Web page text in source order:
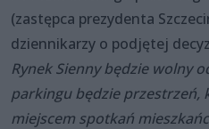
(zastępca prezydenta
dziennikarzy o podjętej
Rynek Sienny będzie wolny
parkingu będzie przestrzeń,
miejscem spotkań